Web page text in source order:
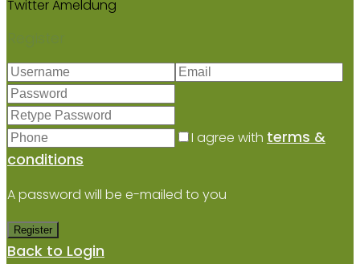
Twitter Ameldung
Register
I agree with terms &
conditions
A password will be e-mailed to you
Register
Back to Login